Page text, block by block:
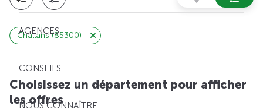
AGENCES
CONSEILS
NOUS CONNAÎTRE
Challans (85300)
Choisissez un département pour afficher
les offres